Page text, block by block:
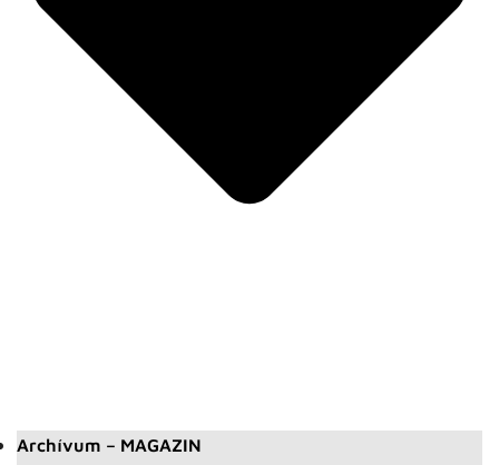
Archívum – MAGAZIN